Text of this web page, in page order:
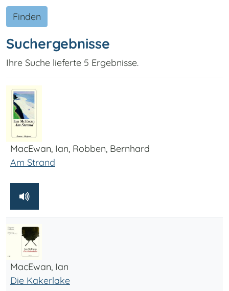
Finden
Suchergebnisse
Ihre Suche lieferte 5 Ergebnisse.
MacEwan, Ian, Robben, Bernhard
Am Strand
MacEwan, Ian
Die Kakerlake